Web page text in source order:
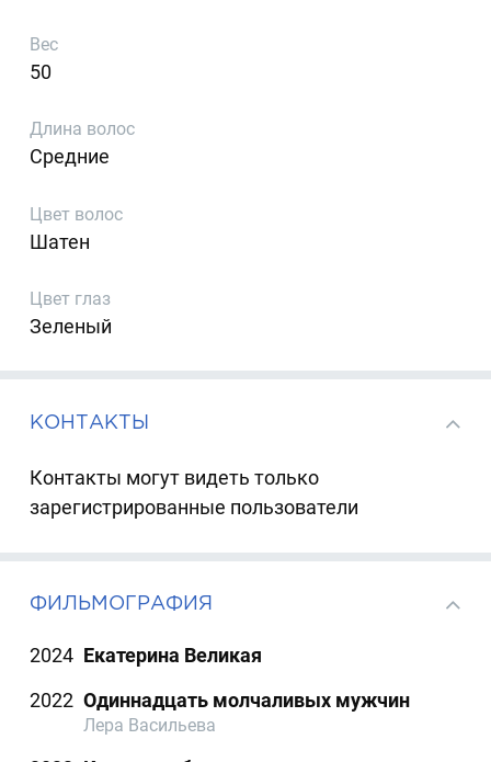
Вес
50
Длина волос
Средние
Цвет волос
Шатен
Цвет глаз
Зеленый
КОНТАКТЫ
Контакты могут видеть только
зарегистрированные пользователи
ФИЛЬМОГРАФИЯ
2024 Екатерина Великая
2022 Одиннадцать молчаливых мужчин
Лера Васильева